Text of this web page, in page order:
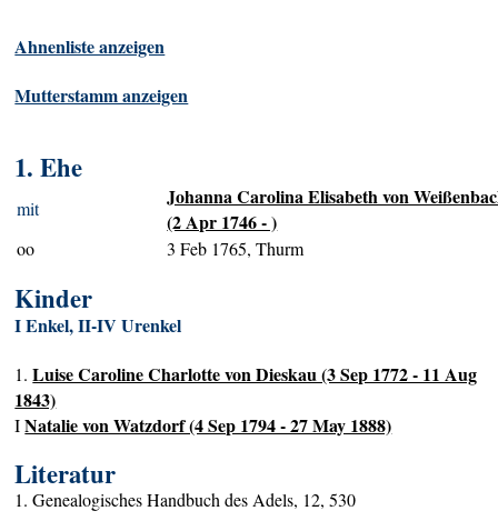
Ahnenliste anzeigen
Mutterstamm anzeigen
1. Ehe
mit
Johanna Carolina Elisabeth von
(2 Apr 1746 - )
oo 3 Feb 1765, Thurm
Kinder
I Enkel, II-IV Urenkel
1.Luise Caroline Charlotte von Dieskau (3 Sep 1772 - 11 Aug
1843)
INatalie von Watzdorf (4 Sep 1794 - 27 May 1888)
Literatur
1. Genealogisches Handbuch des Adels, 12, 530